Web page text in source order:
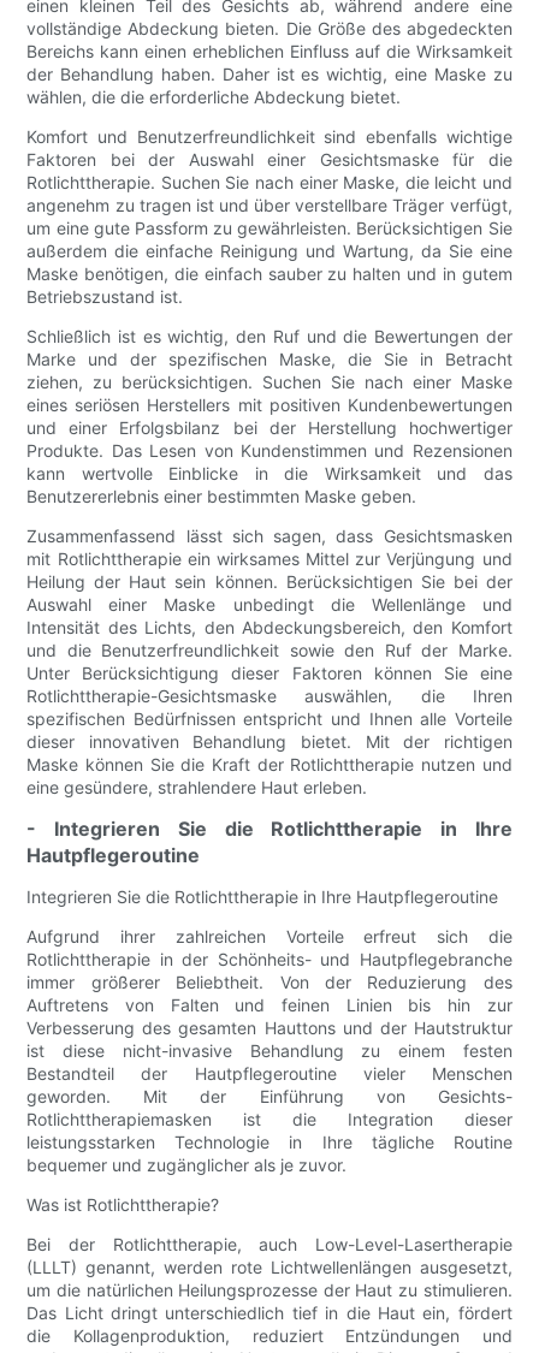
einen kleinen Teil des Gesichts ab, während andere eine
vollständige Abdeckung bieten. Die Größe des abgedeckten
Bereichs kann einen erheblichen Einfluss auf die Wirksamkeit
der Behandlung haben. Daher ist es wichtig, eine Maske zu
wählen, die die erforderliche Abdeckung bietet.
Komfort und Benutzerfreundlichkeit sind ebenfalls wichtige
Faktoren bei der Auswahl einer Gesichtsmaske für die
Rotlichttherapie. Suchen Sie nach einer Maske, die leicht und
angenehm zu tragen ist und über verstellbare Träger verfügt,
um eine gute Passform zu gewährleisten. Berücksichtigen Sie
außerdem die einfache Reinigung und Wartung, da Sie eine
Maske benötigen, die einfach sauber zu halten und in gutem
Betriebszustand ist.
Schließlich ist es wichtig, den Ruf und die Bewertungen der
Marke und der spezifischen Maske, die Sie in Betracht
ziehen, zu berücksichtigen. Suchen Sie nach einer Maske
eines seriösen Herstellers mit positiven Kundenbewertungen
und einer Erfolgsbilanz bei der Herstellung hochwertiger
Produkte. Das Lesen von Kundenstimmen und Rezensionen
kann wertvolle Einblicke in die Wirksamkeit und das
Benutzererlebnis einer bestimmten Maske geben.
Zusammenfassend lässt sich sagen, dass Gesichtsmasken
mit Rotlichttherapie ein wirksames Mittel zur Verjüngung und
Heilung der Haut sein können. Berücksichtigen Sie bei der
Auswahl einer Maske unbedingt die Wellenlänge und
Intensität des Lichts, den Abdeckungsbereich, den Komfort
und die Benutzerfreundlichkeit sowie den Ruf der Marke.
Unter Berücksichtigung dieser Faktoren können Sie eine
Rotlichttherapie-Gesichtsmaske auswählen, die Ihren
spezifischen Bedürfnissen entspricht und Ihnen alle Vorteile
dieser innovativen Behandlung bietet. Mit der richtigen
Maske können Sie die Kraft der Rotlichttherapie nutzen und
eine gesündere, strahlendere Haut erleben.
- Integrieren Sie die Rotlichttherapie in Ihre
Hautpflegeroutine
Integrieren Sie die Rotlichttherapie in Ihre Hautpflegeroutine
Aufgrund ihrer zahlreichen Vorteile erfreut sich die
Rotlichttherapie in der Schönheits- und Hautpflegebranche
immer größerer Beliebtheit. Von der Reduzierung des
Auftretens von Falten und feinen Linien bis hin zur
Verbesserung des gesamten Hauttons und der Hautstruktur
ist diese nicht-invasive Behandlung zu einem festen
Bestandteil der Hautpflegeroutine vieler Menschen
geworden. Mit der Einführung von Gesichts-
Rotlichttherapiemasken ist die Integration dieser
leistungsstarken Technologie in Ihre tägliche Routine
bequemer und zugänglicher als je zuvor.
Was ist Rotlichttherapie?
Bei der Rotlichttherapie, auch Low-Level-Lasertherapie
(LLLT) genannt, werden rote Lichtwellenlängen ausgesetzt,
um die natürlichen Heilungsprozesse der Haut zu stimulieren.
Das Licht dringt unterschiedlich tief in die Haut ein, fördert
die Kollagenproduktion, reduziert Entzündungen und